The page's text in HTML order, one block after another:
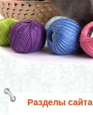
Разделы сайта